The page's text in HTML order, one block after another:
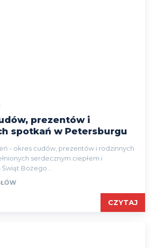
prezentów i
spotkań w Petersburgu
- okres cudów, prezentów i rodzinnych
serdecznym ciepłem i
Bożego...
CZYTAJ